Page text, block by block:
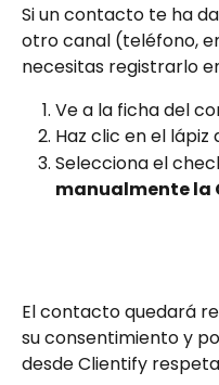
Si un contacto te ha
otro canal (teléfono,
necesitas registrarlo
Ve a la ficha del
Haz clic en el lápiz
Selecciona el
manualmente la
El contacto quedará
su consentimiento y
desde Clientify